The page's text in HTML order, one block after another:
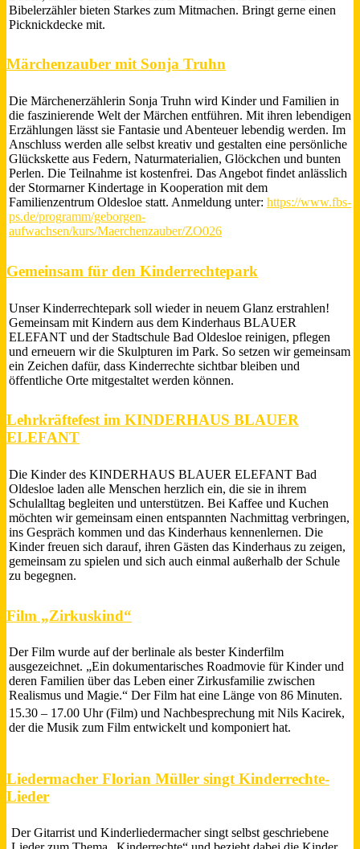
Bibelerzähler bieten Starkes zum Mitmachen. Bringt gerne einen
Picknickdecke mit.
Märchenzauber mit Sonja Truhn
Die Märchenerzählerin Sonja Truhn wird Kinder und Familien in
die faszinierende Welt der Märchen entführen. Mit ihren lebendigen
Erzählungen lässt sie Fantasie und Abenteuer lebendig werden. Im
Anschluss werden alle selbst kreativ und gestalten eine persönliche
Glückskette aus Federn, Naturmaterialien, Glöckchen und bunten
Perlen. Die Teilnahme ist kostenfrei. Das Angebot findet anlässlich
der Stormarner Kindertage in Kooperation mit dem
Familienzentrum Oldesloe statt. Anmeldung unter: https://www.fbs-
ps.de/programm/geborgen-
aufwachsen/kurs/Maerchenzauber/ZO026
Gemeinsam für den Kinderrechtepark
Unser Kinderrechtepark soll wieder in neuem Glanz erstrahlen!
Gemeinsam mit Kindern aus dem Kinderhaus BLAUER
ELEFANT und der Stadtschule Bad Oldesloe reinigen, pflegen
und erneuern wir die Skulpturen im Park. So setzen wir gemeinsam
ein Zeichen dafür, dass Kinderrechte sichtbar bleiben und
öffentliche Orte mitgestaltet werden können.
Lehrkräftefest im KINDERHAUS BLAUER
ELEFANT
Die Kinder des KINDERHAUS BLAUER ELEFANT Bad
Oldesloe laden alle Menschen herzlich ein, die sie in ihrem
Schulalltag begleiten und unterstützen. Bei Kaffee und Kuchen
möchten wir gemeinsam einen entspannten Nachmittag verbringen,
ins Gespräch kommen und das Kinderhaus kennenlernen. Die
Kinder freuen sich darauf, ihren Gästen das Kinderhaus zu zeigen,
gemeinsam zu spielen und sich auch einmal außerhalb der Schule
zu begegnen.
Film „Zirkuskind“
Der Film wurde auf der berlinale als bester Kinderfilm
ausgezeichnet. „Ein dokumentarisches Roadmovie für Kinder und
deren Familien über das Leben einer Zirkusfamilie zwischen
Realismus und Magie.“ Der Film hat eine Länge von 86 Minuten.
15.30 – 17.00 Uhr (Film) und Nachbesprechung mit Nils Kacirek,
der die Musik zum Film entwickelt und komponiert hat.
Liedermacher Florian Müller singt Kinderrechte-
Lieder
Der Gitarrist und Kinderliedermacher singt selbst geschriebene